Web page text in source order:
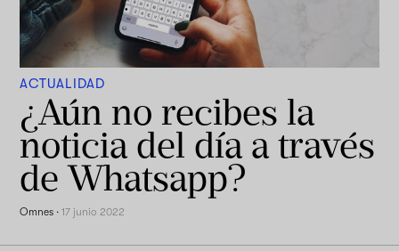
ACTUALIDAD
¿Aún no recibes la
noticia del día a través
de Whatsapp?
Omnes ·17 junio 2022